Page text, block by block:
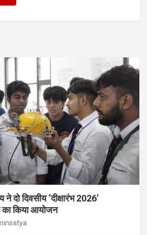
ने दो दिवसीय ‘दीक्षारंभ 2026’
का किया आयोजन